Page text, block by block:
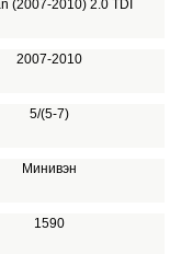
(2007-2010) 2.0 TDI
2007-2010
5/(5-7)
Минивэн
1590